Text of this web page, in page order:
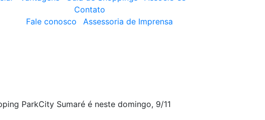
Contato
Fale conosco
Assessoria de Imprensa
ParkCity Sumaré é neste domingo, 9/11